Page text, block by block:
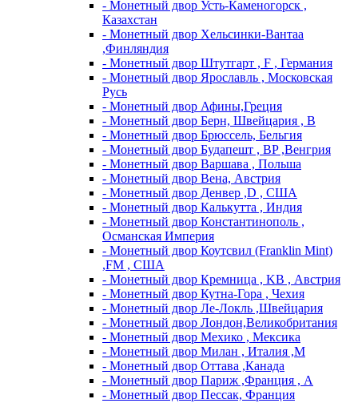
- Монетный двор Усть-Каменогорск ,
Казахстан
- Монетный двор Хельсинки-Вантаа
,Финляндия
- Монетный двор Штутгарт , F , Германия
- Монетный двор Ярославль , Московская
Русь
- Монетный двор Афины,Греция
- Монетный двор Берн, Швейцария , В
- Монетный двор Брюссель, Бельгия
- Монетный двор Будапешт , BP ,Венгрия
- Монетный двор Варшава , Польша
- Монетный двор Вена, Австрия
- Монетный двор Денвер ,D , США
- Монетный двор Калькутта , Индия
- Монетный двор Константинополь ,
Османская Империя
- Монетный двор Коутсвил (Franklin Mint)
,FM , США
- Монетный двор Кремница , KB , Австрия
- Монетный двор Кутна-Гора , Чехия
- Монетный двор Ле-Локль ,Швейцария
- Монетный двор Лондон,Великобритания
- Монетный двор Мехико , Мексика
- Монетный двор Милан , Италия ,M
- Монетный двор Оттава ,Канада
- Монетный двор Париж ,Франция , A
- Монетный двор Пессак, Франция